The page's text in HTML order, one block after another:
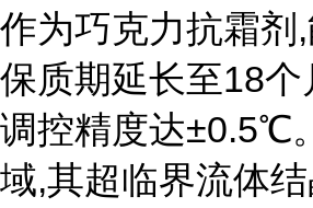
作为巧克力抗霜剂
保质期延长至18个
调控精度达±0.5℃
域,其超临界流体